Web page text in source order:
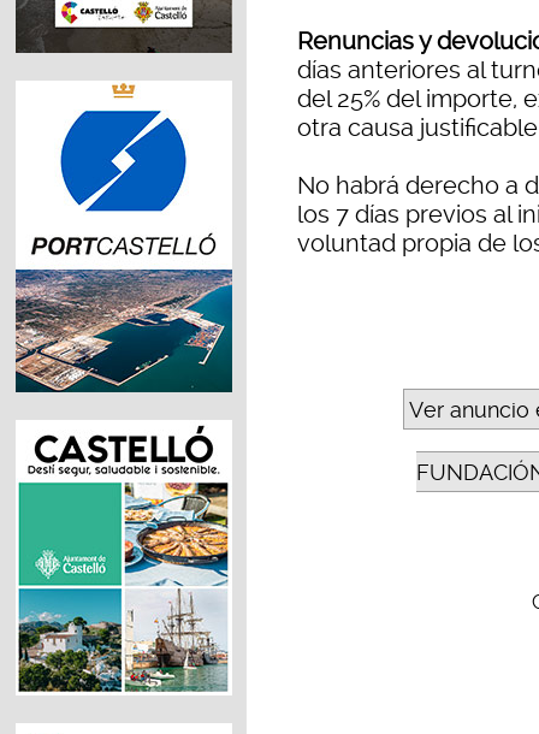
Renuncias y
días anteriores al
del 25% del importe,
otra causa
No habrá derecho a
los 7 días previos al
voluntad propia de
Ver anuncio